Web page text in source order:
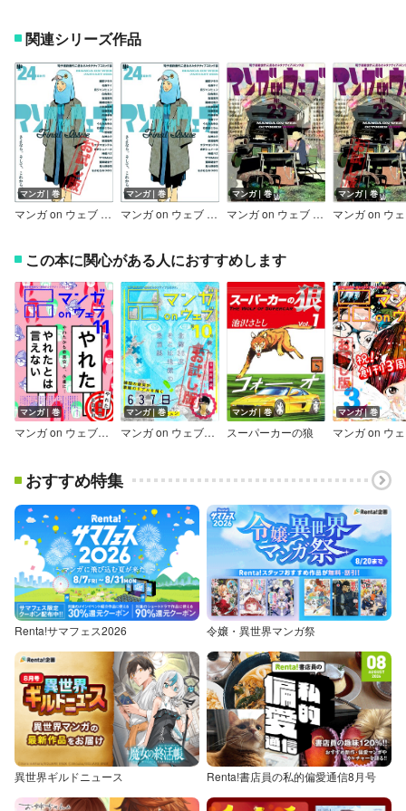
関連シリーズ作品
マンガ｜巻
マンガ on ウェブ 第24号 無料お試し版
マンガ｜巻
マンガ on ウェブ 第24号
マンガ｜巻
マンガ on ウェブ 第23号
マンガ｜巻
この本に関心がある人におすすめします
マンガ｜巻
マンガ on ウェブ第11号
マンガ｜巻
マンガ on ウェブ第10号 無料お試し版〔雑誌〕
マンガ｜巻
スーパーカーの狼
マンガ｜巻
おすすめ特集
Renta!サマフェス2026 令嬢・異世界マンガ祭
異世界ギルドニュース Renta!書店員の私的偏愛通信8月号